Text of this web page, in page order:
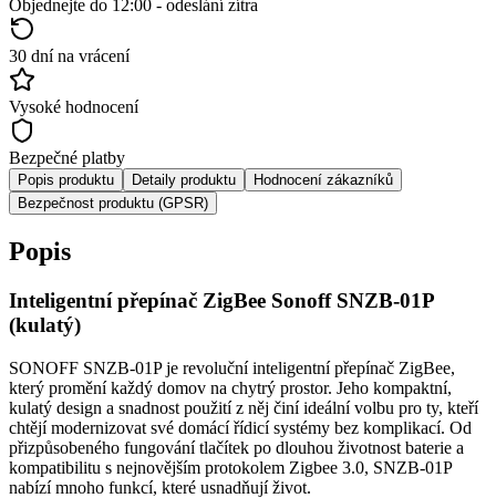
Objednejte do 12:00 - odeslání zítra
30 dní na vrácení
Vysoké hodnocení
Bezpečné platby
Popis produktu Detaily produktu
Hodnocení zákazníků
Bezpečnost produktu (GPSR)
Popis
Inteligentní přepínač ZigBee Sonoff SNZB-01P
(kulatý)
SONOFF SNZB-01P je revoluční inteligentní přepínač ZigBee,
který promění každý domov na chytrý prostor. Jeho kompaktní,
kulatý design a snadnost použití z něj činí ideální volbu pro ty, kteří
chtějí modernizovat své domácí řídicí systémy bez komplikací. Od
přizpůsobeného fungování tlačítek po dlouhou životnost baterie a
kompatibilitu s nejnovějším protokolem Zigbee 3.0, SNZB-01P
nabízí mnoho funkcí, které usnadňují život.